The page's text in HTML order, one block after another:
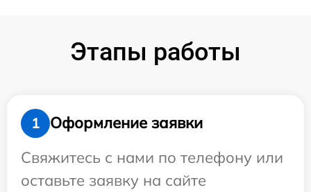
Этапы работы
1
Оформление заявки
Свяжитесь с нами по телефону или
оставьте заявку на сайте